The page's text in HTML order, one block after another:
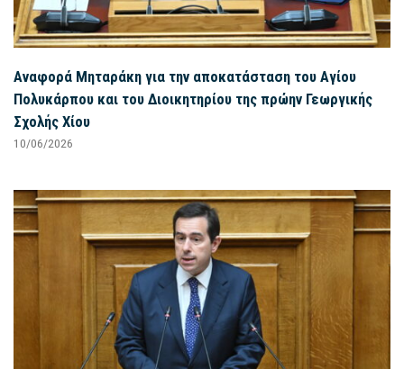
Αναφορά Μηταράκη για την αποκατάσταση του Αγίου
Πολυκάρπου και του Διοικητηρίου της πρώην Γεωργικής
Σχολής Χίου
10/06/2026